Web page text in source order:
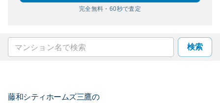
完全無料・60秒で査定
検索
藤和シティホームズ三鷹の